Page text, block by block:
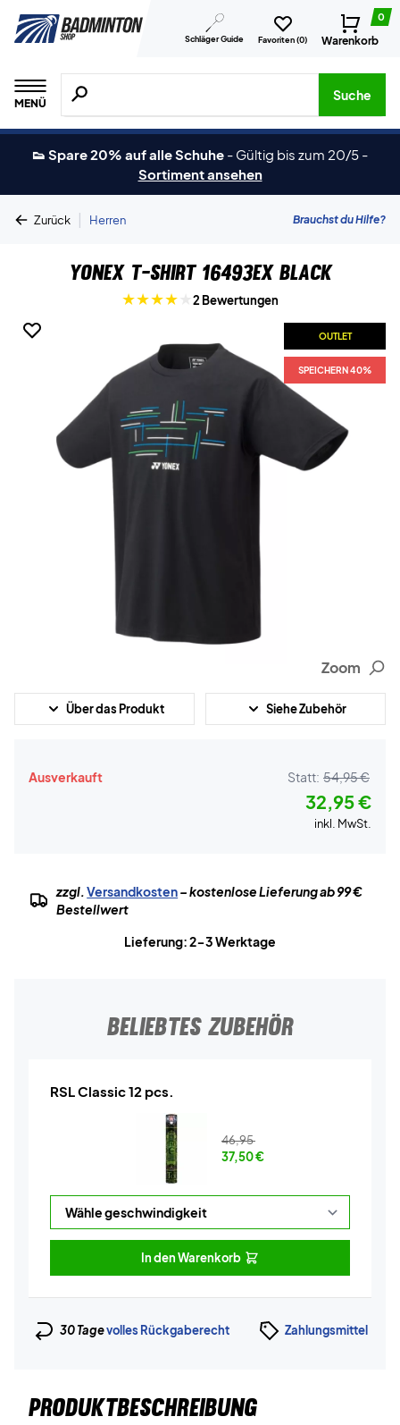
Schläger Guide Favoriten (0)
0
Warenkorb
MENÜ
Suche nach Produkten, Marken usw.
Suche
👟 Spare 20% auf alle Schuhe - Gültig bis zum 20/5 -
Sortiment ansehen
Zurück | Herren Brauchst du Hilfe?
Yonex T-Shirt 16493EX Black
2 Bewertungen
OUTLET
SPEICHERN 40%
Zoom
Über das Produkt Siehe Zubehör
Ausverkauft Statt: 54,95 €
32,95 €
inkl. MwSt.
zzgl.Versandkosten– kostenlose Lieferung ab 99 €
Bestellwert
Lieferung: 2-3 Werktage
BELIEBTES ZUBEHÖR
RSL Classic 12 pcs.
46,95
37,50€
In den Warenkorb
30 Tagevolles Rückgaberecht Zahlungsmittel
PRODUKTBESCHREIBUNG